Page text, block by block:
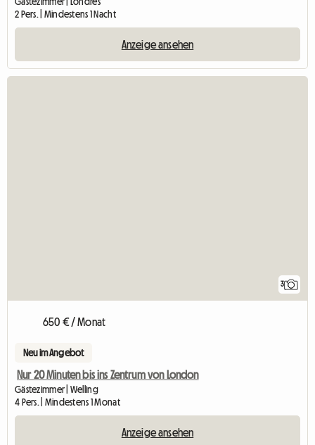
2 Pers. | Mindestens 1 Nacht
Anzeige ansehen
3
650 € / Monat
Neu im Angebot
Nur 20 Minuten bis ins Zentrum von London
Gästezimmer | Welling
4 Pers. | Mindestens 1 Monat
Anzeige ansehen